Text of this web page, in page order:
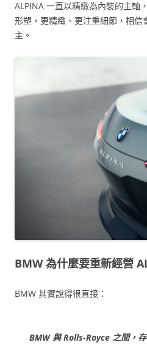
ALPINA 一直以精緻為內裝的主軸
形塑，更精緻、更注重細節，相信
主。
BMW 為什麼要重新經營
BMW 其實說得很直接：
BMW 與 Rolls-Royce 之間，